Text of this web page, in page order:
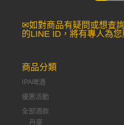
✉如對商品有疑問或想查
的LINE ID，將有專人為
商品分類
IPA啤酒
優惠活動
全部酒款
丹麥